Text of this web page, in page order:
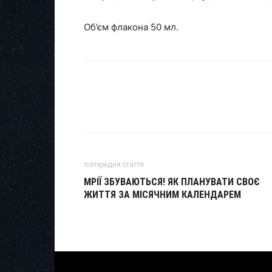
Об’єм флакона 50 мл.
попередня стаття
МРІЇ ЗБУВАЮТЬСЯ! ЯК ПЛАНУВАТИ СВОЄ
ЖИТТЯ ЗА МІСЯЧНИМ КАЛЕНДАРЕМ